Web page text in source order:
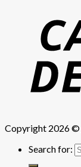
Copyright 2026 ©
Search for: